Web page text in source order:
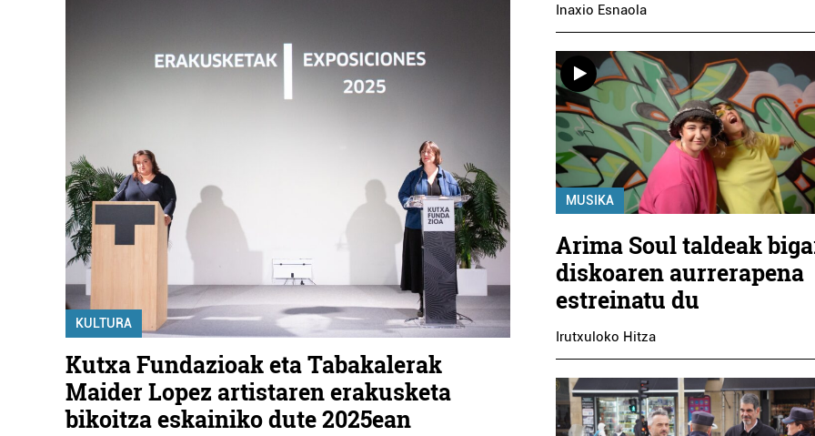
KULTURA
Kutxa Fundazioak eta Tabakalerak
Maider Lopez artistaren erakusketa
bikoitza eskainiko dute 2025ean
Inaxio Esnaola
MUSIKA
Arima Soul taldeak
diskoaren aurrerapena
estreinatu du
Irutxuloko Hitza